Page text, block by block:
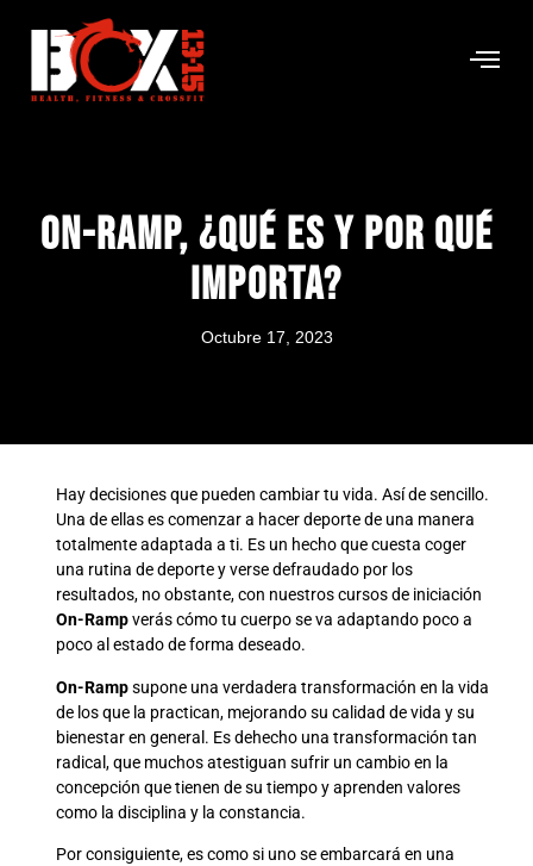
On-Ramp, ¿qué Es Y Por Qué
Importa?
Octubre 17, 2023
Hay decisiones que pueden cambiar tu vida. Así de sencillo.
Una de ellas es comenzar a hacer deporte de una manera
totalmente adaptada a ti. Es un hecho que cuesta coger
una rutina de deporte y verse defraudado por los
resultados, no obstante, con nuestros cursos de iniciación
On-Rampverás cómo tu cuerpo se va adaptando poco a
poco al estado de forma deseado.
On-Rampsupone una verdadera transformación en la vida
de los que la practican, mejorando su calidad de vida y su
bienestar en general. Es dehecho una transformación tan
radical, que muchos atestiguan sufrir un cambio en la
concepción que tienen de su tiempo y aprenden valores
como la disciplina y la constancia.
Por consiguiente, es como si uno se embarcará en una